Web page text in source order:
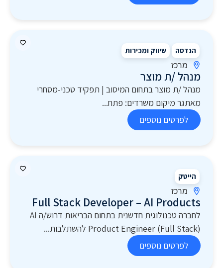
הנדסה שיווק ומכירות
מרכז
מנהל /ת מוצר
מנהל /ת מוצר בתחום המיסוב | תפקיד טכני-מסחרי
מאתגר מיקום משרדים: פתח...
לפרטים נוספים
הייטק
מרכז
Full Stack Developer – AI Products
לחברה טכנולוגית חדשנית בתחום הבריאות דרוש/ה AI
Product Engineer (Full Stack) להשתלבות...
לפרטים נוספים